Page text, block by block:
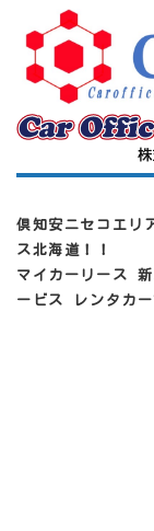
倶知安ニセコエリ
ス北海道！！
マイカーリース
ービス レンタカー